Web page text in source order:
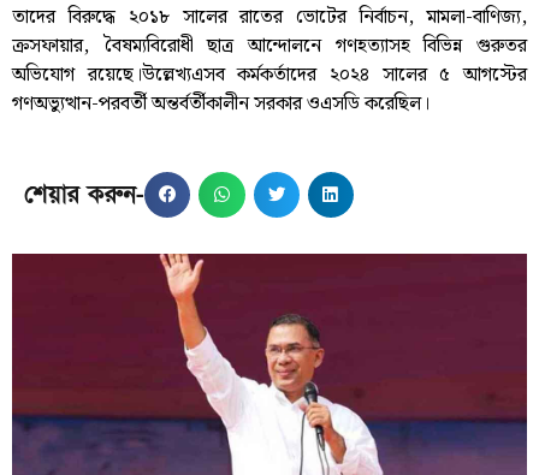
তাদের বিরুদ্ধে ২০১৮ সালের রাতের ভোটের নির্বাচন, মামলা-বাণিজ্য,
ক্রসফায়ার, বৈষম্যবিরোধী ছাত্র আন্দোলনে গণহত্যাসহ বিভিন্ন গুরুতর
অভিযোগ রয়েছে।উল্লেখ্যএসব কর্মকর্তাদের ২০২৪ সালের ৫ আগস্টের
গণঅভ্যুত্থান-পরবর্তী অন্তর্বর্তীকালীন সরকার ওএসডি করেছিল।
শেয়ার করুন-